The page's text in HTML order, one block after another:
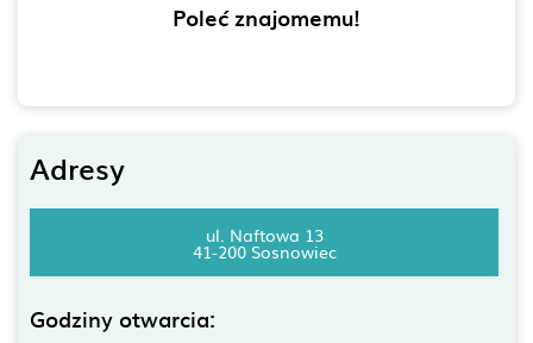
Poleć znajomemu!
Adresy
ul. Naftowa 13
41-200 Sosnowiec
Godziny otwarcia: